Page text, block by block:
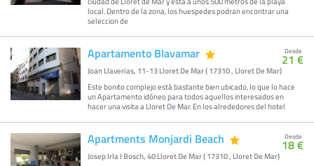
local. Dentro de la zona, los huespedes podran encontrar una
seleccion de
Apartamento Blavamar
Joan Llaverias, 11-13 Lloret De Mar ( 17310 , Lloret De Mar)
Este bonito complejo está bastante bien ubicado, lo que lo hace
un Apartamento idóneo para todos aquellos interesados en
hacer una visita a Lloret De Mar. En los alrededores del hotel
Desde
21 €
Apartments Monjardi Beach
Josep Irla I Bosch, 40 Lloret De Mar ( 17310 , Lloret De Mar)
Desde
18 €